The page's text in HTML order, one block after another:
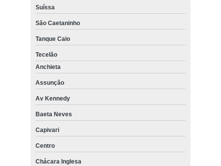
Suíssa
São Caetaninho
Tanque Caio
Tecelão
Anchieta
Assunção
Av Kennedy
Baeta Neves
Capivari
Centro
Chácara Inglesa